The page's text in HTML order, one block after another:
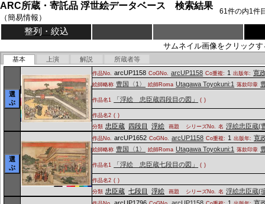
ARC所蔵・寄託品 浮世絵データベース 検索結果
（簡易情報）
61件の内1件
整列・絞込
サムネイル画像をクリック
基本 上演 解説 所蔵者等
選
ぶ
作品No. arcUP1158 CoGNo. arcUP1158 Co重複: 1 出版年: 寛
絵師略称 豊国〈1〉 絵師Roma Utagawa Toyokuni:1 落款印章
作品名1 「浮絵 忠臣蔵四段目の図」 ( )
作品名2 ( )
分類 忠臣蔵 四段目 浮絵 画題 シリーズNo. 名 浮絵忠臣蔵(
選
ぶ
作品No. arcUP1652 CoGNo. arcUP1158 Co重複: 1 出版年: 寛
絵師略称 豊国〈1〉 絵師Roma Utagawa Toyokuni:1 落款印章
作品名1 「浮絵 忠臣蔵七段目の図」 ( )
作品名2 ( )
分類 忠臣蔵 七段目 浮絵 画題 シリーズNo. 名 浮絵忠臣蔵(